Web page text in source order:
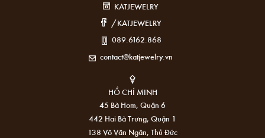
KATJEWELRY
/KATJEWELRY
089.6162.868
contact@katjewelry.vn
HỒ CHÍ MINH
45 Bà Hom, Quận 6
442 Hai Bà Trưng, Quận 1
138 Võ Văn Ngân, Thủ Đức